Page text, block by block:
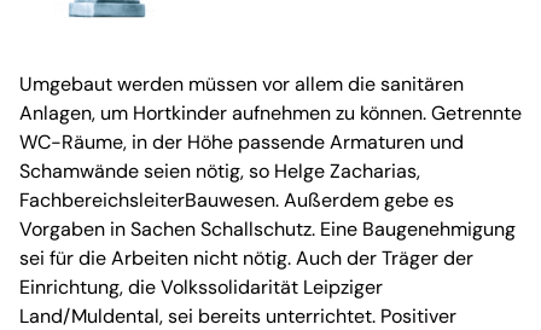
Umgebaut werden müssen vor allem die sanitären
Anlagen, um Hortkinder aufnehmen zu können. Getrennte
WC-Räume, in der Höhe passende Armaturen und
Schamwände seien nötig, so Helge Zacharias,
FachbereichsleiterBauwesen. Außerdem gebe es
Vorgaben in Sachen Schallschutz. Eine Baugenehmigung
sei für die Arbeiten nicht nötig. Auch der Träger der
Einrichtung, die Volkssolidarität Leipziger
Land/Muldental, sei bereits unterrichtet. Positiver